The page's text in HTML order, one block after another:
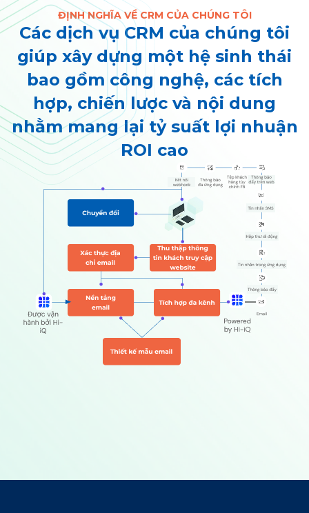
ĐỊNH NGHĨA VỀ CRM CỦA CHÚNG TÔI
Các dịch vụ CRM của chúng tôi
giúp xây dựng một hệ sinh thái
bao gồm công nghệ, các tích
hợp, chiến lược và nội dung
nhằm mang lại tỷ suất lợi nhuận
ROI cao